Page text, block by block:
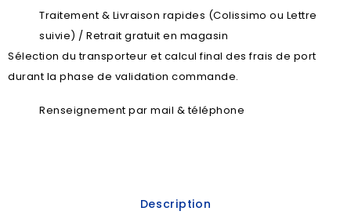
Traitement & Livraison rapides (Colissimo ou Lettre
suivie) / Retrait gratuit en magasin
Sélection du transporteur et calcul final des frais de port
durant la phase de validation commande.
Renseignement par mail & téléphone
Description